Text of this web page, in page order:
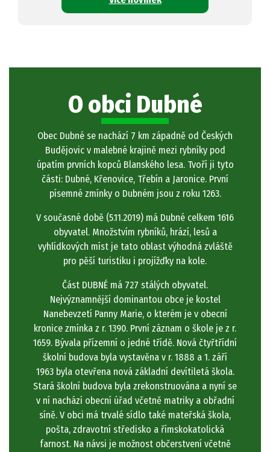
O obci Dubné
Obec Dubné se nachází 7 km západně od Českých
Budějovic v malebné krajině mezi rybníky pod
úpatím prvních kopců Blanského lesa. Tvoří ji tyto
části: Dubné, Křenovice, Třebín a Jaronice. První
písemné zmínky o Dubném jsou z roku 1263.
V současné době (5.11.2019) má Dubné celkem 1616
obyvatel. Množstvím rybníků, hrází, lesů a
vyhlídkových míst je tato oblast výhodná zvláště
pro pěší turistiku i projížďky na kole.
Část DUBNÉ má 727 stálých obyvatel.
Nejvýznamnější dominantou obce je kostel
Nanebevzetí Panny Marie, o kterém je v obecní
kronice zmínka z r. 1390. První záznam o škole je z r.
1659. Bývala přízemní o jedné třídě. Nová čtyřtřídní
školní budova byla vystavěna v r. 1888 a 1. září
1963 byla otevřena nová základní devítiletá škola.
Stará školní budova byla zrekonstruována a nyní se
v ní nachází obecní úřad včetně matriky a obřadní
síně. V obci má trvalé sídlo také mateřská škola,
pošta, zdravotní středisko a římskokatolická
farnost. Na návsi je možnost občerstvení včetně